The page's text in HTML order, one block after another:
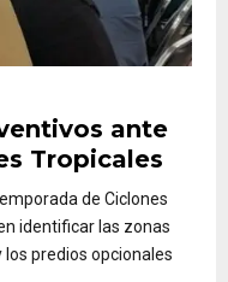
ante
Tropicales
de Ciclones
identificar las zonas
predios opcionales